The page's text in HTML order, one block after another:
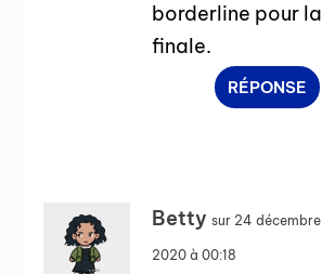
borderline pour la
finale.
RÉPONSE
Betty sur 24 décembre
2020 à 00:18